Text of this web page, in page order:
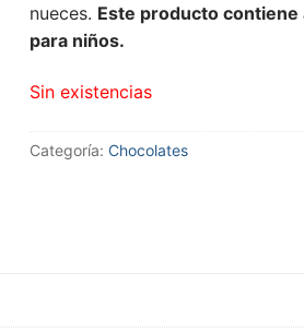
nueces. Este producto contiene
para niños.
Sin existencias
Categoría: Chocolates